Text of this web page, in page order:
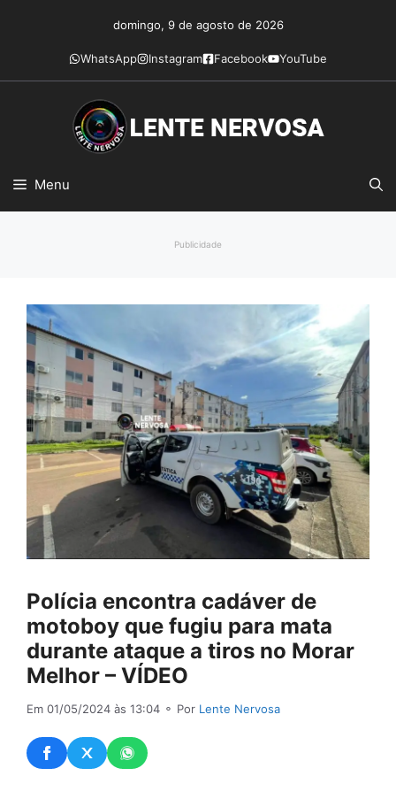
conteúdo
domingo, 9 de agosto de 2026
WhatsApp Instagram Facebook YouTube
Menu
Publicidade
Polícia encontra cadáver de
motoboy que fugiu para mata
durante ataque a tiros no Morar
Melhor – VÍDEO
Em 01/05/2024 às 13:04 ⚬ Por Lente Nervosa